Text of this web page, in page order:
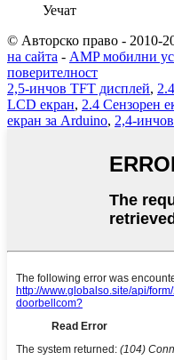
Уечат
© Авторско право - 2010-
на сайта - AMP мобилни
поверителност
2,5-инчов TFT дисплей,
LCD екран, 2.4 Сензорен
екран за Arduino, 2,4-